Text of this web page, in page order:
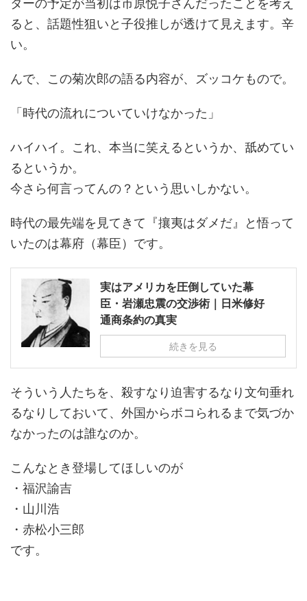
ターの予定が当初は市原悦子さんだったことを考え
ると、話題性狙いと子役推しが透けて見えます。辛
い。
んで、この菊次郎の語る内容が、ズッコケもので。
「時代の流れについていけなかった」
ハイハイ。これ、本当に笑えるというか、舐めてい
るというか。
今さら何言ってんの？という思いしかない。
時代の最先端を見てきて『攘夷はダメだ』と悟って
いたのは幕府（幕臣）です。
実はアメリカを圧倒していた幕
臣・岩瀬忠震の交渉術｜日米修好
通商条約の真実
続きを見る
そういう人たちを、殺すなり迫害するなり文句垂れ
るなりしておいて、外国からボコられるまで気づか
なかったのは誰なのか。
こんなとき登場してほしいのが
・福沢諭吉
・山川浩
・赤松小三郎
です。